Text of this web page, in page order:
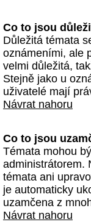
Co to jsou
Důležitá témata
oznámeními, ale
velmi důležitá,
Stejně jako u
uživatelé mají
Návrat nahoru
Co to jsou
Témata mohou
administrátorem.
témata ani
je automaticky
uzamčena z
Návrat nahoru